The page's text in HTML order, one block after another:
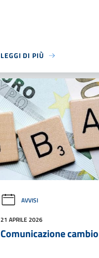
LEGGI DI PIÙ
AVVISI
21 APRILE 2026
Comunicazione